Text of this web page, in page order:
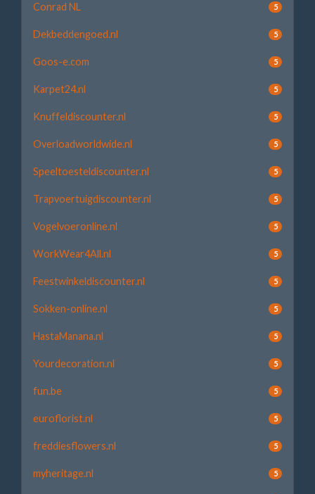
Conrad NL 5
Dekbeddengoed.nl 5
Goos-e.com 5
Karpet24.nl 5
Knuffeldiscounter.nl 5
Overloadworldwide.nl 5
Speeltoesteldiscounter.nl 5
Trapvoertuigdiscounter.nl 5
Vogelvoeronline.nl 5
WorkWear4All.nl 5
Feestwinkeldiscounter.nl 5
Sokken-online.nl 5
HastaManana.nl 5
Yourdecoration.nl 5
fun.be 5
euroflorist.nl 5
freddiesflowers.nl 5
myheritage.nl 5